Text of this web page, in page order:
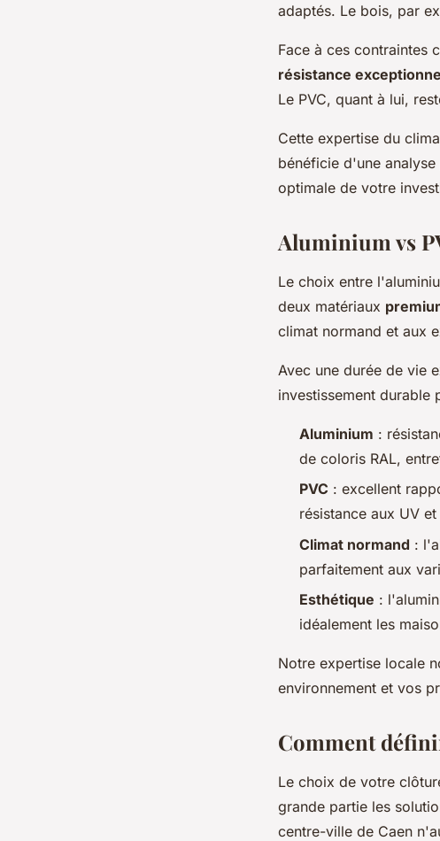
adaptés. Le bois, par
Face à ces contraintes
résistance
Le PVC, quant à lui,
Cette expertise du
bénéficie d'une
optimale de votre
Aluminium vs
Le choix entre
deux matériaux
climat normand et aux
Avec une durée de vie
investissement
Aluminium :
de coloris RAL,
PVC : excellent
résistance aux UV
Climat normand :
parfaitement aux
Esthétique :
idéalement les
Notre expertise locale
environnement et vos
Comment
Le choix de votre
grande partie les
centre-ville de Caen